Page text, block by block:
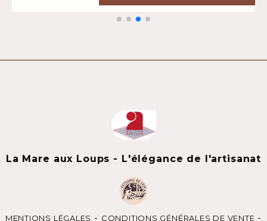
La Mare aux Loups - L'élégance de l'artisanat
MENTIONS LÉGALES CONDITIONS GÉNÉRALES DE VENTE